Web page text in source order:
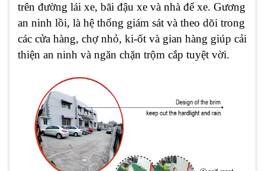
trên đường lái xe, bãi đậu xe và nhà để xe. Gương
an ninh lồi, là hệ thống giám sát và theo dõi trong
các cửa hàng, chợ nhỏ, ki-ốt và gian hàng giúp cải
thiện an ninh và ngăn chặn trộm cắp tuyệt vời.